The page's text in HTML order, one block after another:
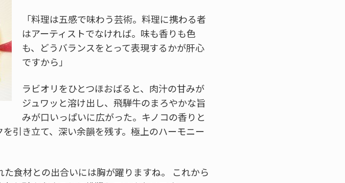
「料理は五感で味わう芸術。料理に携わる者
はアーティストでなければ。味も香りも色
も、どうバランスをとって表現するかが肝心
ですから」
ラビオリをひとつほおばると、肉汁の甘みが
ジュワッと溶け出し、飛騨牛のまろやかな旨
みが口いっぱいに広がった。キノコの香りと
引き立て、深い余韻を残す。極上のハーモニー
食材との出合いには胸が躍りますね。 これから